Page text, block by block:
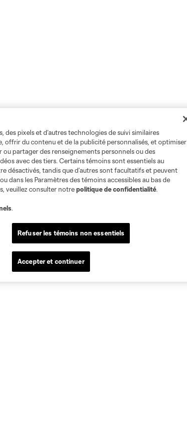
pixels et d’autres technologies de suivi similaires
offrir du contenu et de la publicité personnalisés, et optimiser
partager des renseignements personnels ou des
avec des tiers. Certains témoins sont essentiels au
désactivés, tandis que d’autres sont facultatifs et peuvent
dans les Paramètres des témoins accessibles au bas de
veuillez consulter notrepolitique de confidentialité.
.
Refuser les témoins non essentiels
Accepter et continuer